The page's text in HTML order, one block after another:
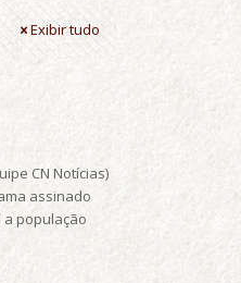
Exibir tudo
CN Notícias)
assinado
a população